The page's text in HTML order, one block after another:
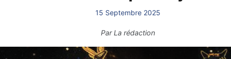
15 Septembre 2025
ParLa rédaction